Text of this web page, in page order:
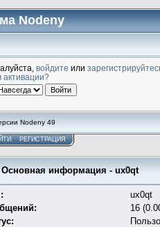
Nodeny
войдите или
активации?
Nodeny 49
РЕГИСТРАЦИЯ
информация - ux0qt
ux0qt
16